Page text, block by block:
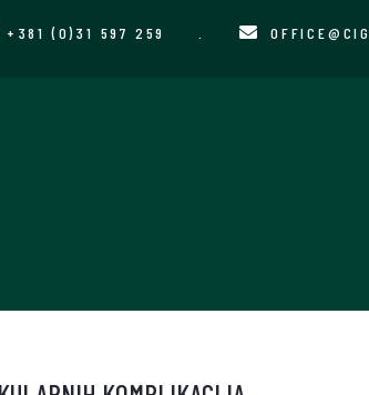
+381 (0)31 597 259